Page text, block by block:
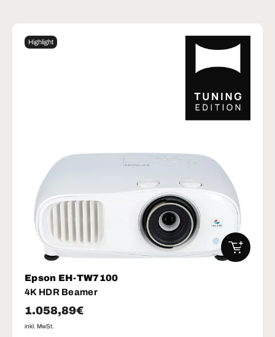
Highlight
Epson EH-TW7100
4K HDR Beamer
Normaler Preis
1.058,89€
inkl. MwSt.
IN DEN